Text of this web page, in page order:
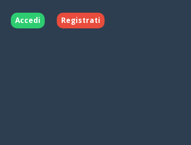
Accedi Registrati